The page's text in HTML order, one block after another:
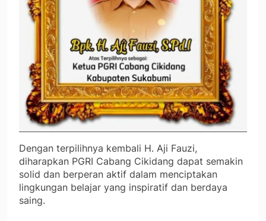
Dengan terpilihnya kembali H. Aji Fauzi,
diharapkan PGRI Cabang Cikidang dapat semakin
solid dan berperan aktif dalam menciptakan
lingkungan belajar yang inspiratif dan berdaya
saing.